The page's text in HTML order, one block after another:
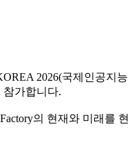
2026(국제인공지능
가합니다.
의 현재와 미래를 현